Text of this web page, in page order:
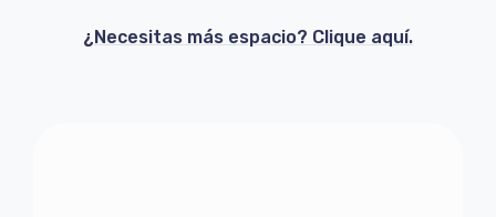
¿Necesitas más espacio? Clique aquí.